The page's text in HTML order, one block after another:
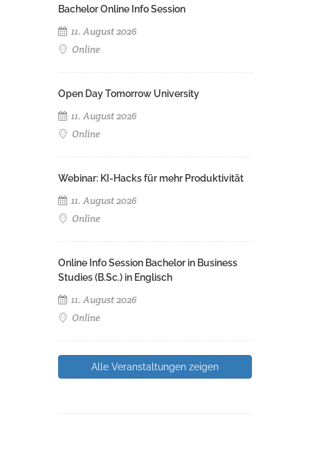
Bachelor Online Info Session
11. August 2026
Online
Open Day Tomorrow University
11. August 2026
Online
Webinar: KI-Hacks für mehr Produktivität
11. August 2026
Online
Online Info Session Bachelor in Business
Studies (B.Sc.) in Englisch
11. August 2026
Online
Alle Veranstaltungen zeigen